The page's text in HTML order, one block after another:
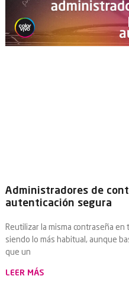
Administradores de
autenticación segura
Reutilizar la misma contraseña
siendo lo más habitual, aunque
que un
LEER MÁS